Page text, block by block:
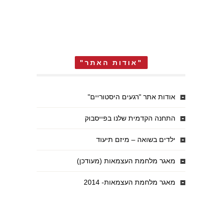
"אודות האתר"
אודות אתר "רגעים היסטוריים"
התחנה הקדמית שלנו בפייסבוק
ילדים בשואה – מיזם תיעוד
מאגר מלחמת העצמאות (מעודכן)
מאגר מלחמת העצמאות- 2014